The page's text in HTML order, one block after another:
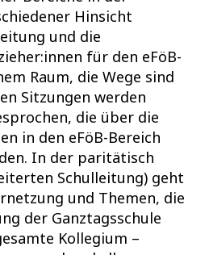
Hinsicht
und die
für den eFöB-
Raum, die Wege sind
Sitzungen werden
die über die
in den eFöB-Bereich
In der paritätisch
Schulleitung) geht
und Themen, die
der Ganztagsschule
Kollegium –